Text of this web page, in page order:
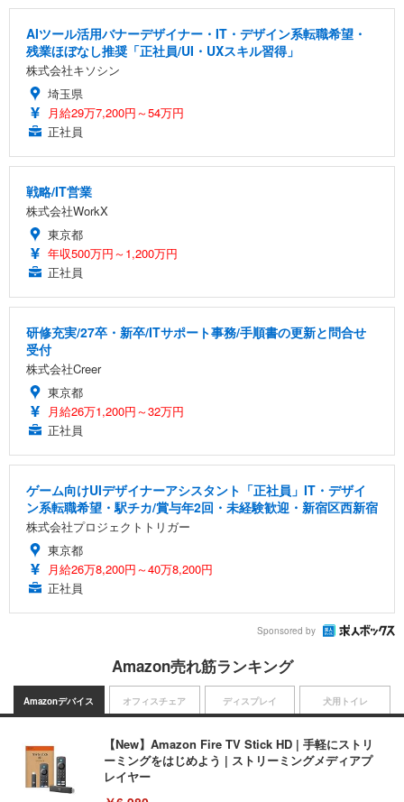
AIツール活用バナーデザイナー・IT・デザイン系転職希望・
残業ほぼなし推奨「正社員/UI・UXスキル習得」
株式会社キソシン
埼玉県
月給29万7,200円～54万円
正社員
戦略/IT営業
株式会社WorkX
東京都
年収500万円～1,200万円
正社員
研修充実/27卒・新卒/ITサポート事務/手順書の更新と問合せ
受付
株式会社Creer
東京都
月給26万1,200円～32万円
正社員
ゲーム向けUIデザイナーアシスタント「正社員」IT・デザイ
ン系転職希望・駅チカ/賞与年2回・未経験歓迎・新宿区西新宿
株式会社プロジェクトトリガー
東京都
月給26万8,200円～40万8,200円
正社員
Sponsored by
Amazon売れ筋ランキング
Amazonデバイス
【New】Amazon Fire TV Stick HD | 手軽にストリ
ーミングをはじめよう | ストリーミングメディアプ
レイヤー
オフィスチェア ディスプレイ 犬用トイレ